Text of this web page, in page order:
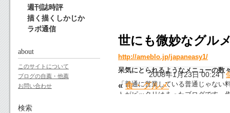
世にも微妙なグル
http://ameblo.jp/japaneasy1/
呆気にとられるようなメニューの数
「普通に営業している普通じゃない
トがピッタリはまったブログです。
2008年1月23日 00:24 |
« 食・グルメ
週刊誌時評
描く描くしかじか
ラボ通信
about
このサイトについて
ブログの自薦・他薦
お問い合わせ
検索